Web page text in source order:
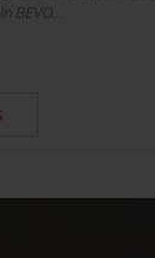
BEVO...